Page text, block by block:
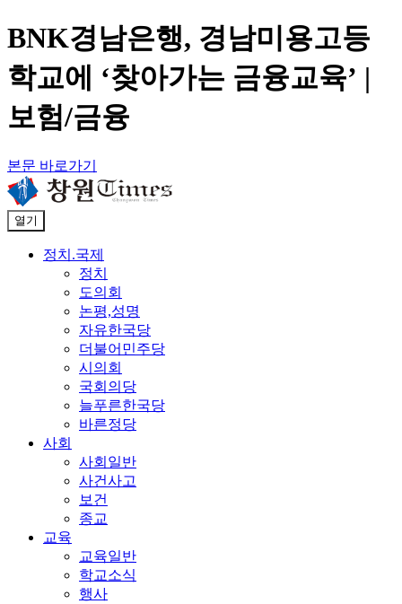
BNK경남은행, 경남미용고등
학교에 ‘찾아가는 금융교육’ |
보험/금융
본문 바로가기
열기
정치.국제
정치
도의회
논평,성명
자유한국당
더불어민주당
시의회
국회의당
늘푸른한국당
바른정당
사회
사회일반
사건사고
보건
종교
교육
교육일반
학교소식
행사